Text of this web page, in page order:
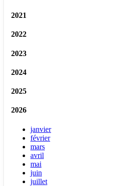
2021
2022
2023
2024
2025
2026
janvier
février
mars
avril
mai
juin
juillet